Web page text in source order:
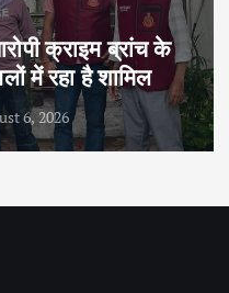
क्राइम ब्रांच के
में रहा है शामिल
6, 2026